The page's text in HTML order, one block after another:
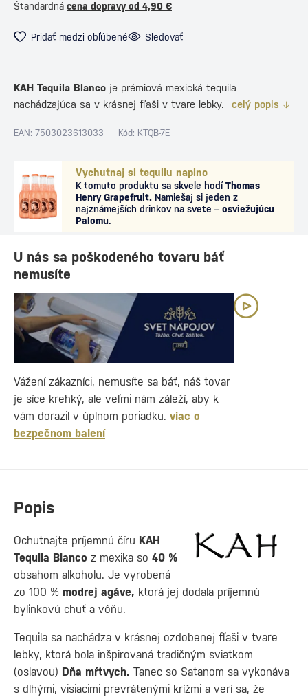
Štandardná cena dopravy od 4,90 €
Pridať medzi obľúbené Sledovať
Vychutnaj si tequilu naplno
K tomuto produktu sa skvele hodíThomas
Henry Grapefruit. Namiešaj si jeden z
najznámejších drinkov na svete – osviežujúcu
Palomu.
KAH Tequila Blanco je prémiová mexická tequila
nachádzajúca sa v krásnej fľaši v tvare lebky.
celý popis
EAN: 7503023613033 Kód: KTQB-7E
Popis
Ochutnajte príjemnú číru KAH
Tequila Blanco z mexika so 40 %
obsahom alkoholu. Je vyrobená
zo 100 % modrej agáve, ktorá jej dodala príjemnú
bylinkovú chuť a vôňu.
Tequila sa nachádza v krásnej ozdobenej fľaši v tvare
lebky, ktorá bola inšpirovaná tradičným sviatkom
(oslavou) Dňa mŕtvych. Tanec so Satanom sa vykonáva
s dlhými, visiacimi prevrátenými krížmi a verí sa, že
U nás sa poškodeného tovaru báť
nemusíte
Vážení zákazníci, nemusíte sa báť, náš tovar
je síce krehký, ale veľmi nám záleží, aby k
vám dorazil v úplnom poriadku. viac o
bezpečnom balení